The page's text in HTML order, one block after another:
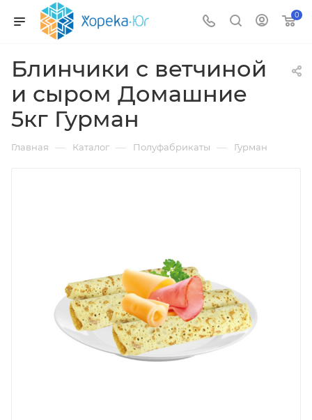
0
Блинчики с ветчиной
и сыром Домашние
5кг Гурман
Главная — Каталог — Полуфабрикаты — Гурман